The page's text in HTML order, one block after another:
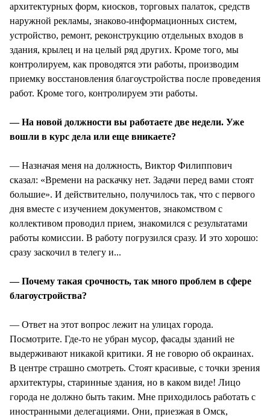
архитектурных форм, киосков, торговых палаток, средств
наружной рекламы, знаково-информационных систем,
устройство, ремонт, реконструкцию отдельных входов в
здания, крылец и на целый ряд других. Кроме того, мы
контролируем, как проводятся эти работы, производим
приемку восстановления благоустройства после проведения
работ. Кроме того, контролируем эти работы.
— На новой должности вы работаете две недели. Уже
вошли в курс дела или еще вникаете?
— Назначая меня на должность, Виктор Филиппович
сказал: «Времени на раскачку нет. Задачи перед вами стоят
большие». И действительно, получилось так, что с первого
дня вместе с изучением документов, знакомством с
коллективом проводил прием, знакомился с результатами
работы комиссии. В работу погрузился сразу. И это хорошо:
сразу заскочил в телегу и...
— Почему такая срочность, так много проблем в сфере
благоустройства?
— Ответ на этот вопрос лежит на улицах города.
Посмотрите. Где-то не убран мусор, фасады зданий не
выдерживают никакой критики. Я не говорю об окраинах.
В центре страшно смотреть. Стоят красивые, с точки зрения
архитектуры, старинные здания, но в каком виде! Лицо
города не должно быть таким. Мне приходилось работать с
иностранными делегациями. Они, приезжая в Омск,